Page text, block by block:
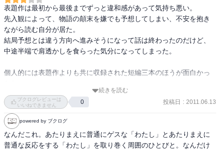
自分のことじゃないからかなんか妙に淡白。
知らない町に行ってからの生活も、もう手は出さないという根拠の
ない自信の元、少女たちに近づいていくし。
反省したの？自分のこと振り返ってみたの？っていう感じ。
ないかという危惧を持たせた終わり方のように思った。
ラインを踏み越えてしまえる主人公の薄ら恐ろしさがにじみ出てい
たと思う。
更に怖いのは、作者がその主人公描写を意図しているのかいないの
かがイマイチわからないこと。
表題作は最初から最後までずっと違和感があって気持ち悪い。
先入観によって、物語の顛末を嫌でも予想してしまい、不安を抱き
ながら読む自分が居た。
結局予想とは違う方向へ進みそうになって話は終わったのだけど、
中途半端で肩透かしを食らった気分になってしまった。
個人的には表題作よりも共に収録された短編三本のほうが面白かっ
続きを読む
ブクログレビューは
いいねできません
0 投稿日 : 2011.06.13
powered by ブクログ
なんだこれ。あたりまえに普通にゲスな「わたし」とあたりまえに
普通な反応をする「わたし」を取り巻く周囲のひとびと。なんだけ